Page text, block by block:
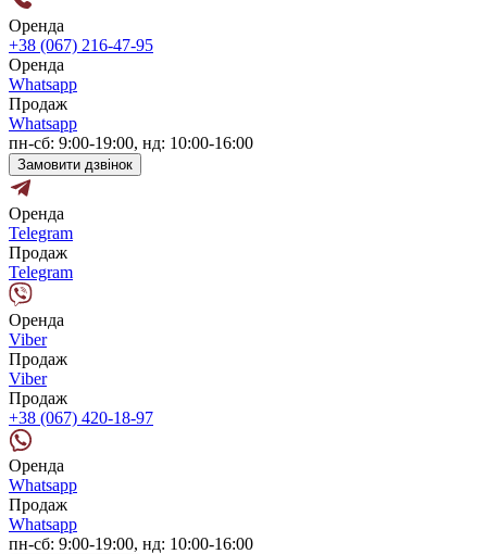
Оренда
+38 (067) 216-47-95
Оренда
Whatsapp
Продаж
Whatsapp
пн-сб: 9:00-19:00, нд: 10:00-16:00
Замовити дзвінок
Оренда
Telegram
Продаж
Telegram
Оренда
Viber
Продаж
Viber
Продаж
+38 (067) 420-18-97
Оренда
Whatsapp
Продаж
Whatsapp
пн-сб: 9:00-19:00, нд: 10:00-16:00